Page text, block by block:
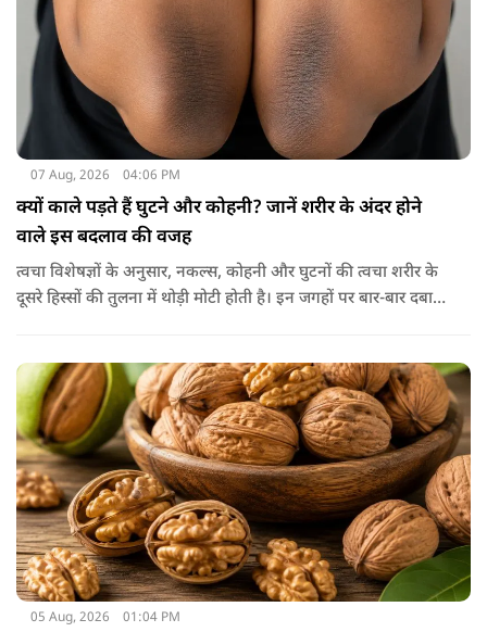
07 Aug, 2026 04:06 PM
क्यों काले पड़ते हैं घुटने और कोहनी? जानें शरीर के अंदर होने
वाले इस बदलाव की वजह
त्वचा विशेषज्ञों के अनुसार, नकल्स, कोहनी और घुटनों की त्वचा शरीर के
दूसरे हिस्सों की तुलना में थोड़ी मोटी होती है। इन जगहों पर बार-बार दबाव
05 Aug, 2026 01:04 PM